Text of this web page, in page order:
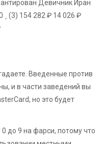
Девичник Иран
(3) 154 282 ₽ 14 026 ₽
Введенные против
и в части заведений вы
но это будет
до 9 на фарси, потому что